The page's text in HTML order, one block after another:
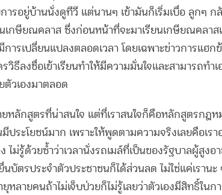
รอยู่บ้านนั่งดูทีวี แต่นานๆ เข้ามันก็เริ่มเบื่อ ลูกๆ กลัว
นเกษียณคลาส ซึ่งก่อนหน้าที่จะมาเรียนเกษียณคลา
การเปลี่ยนแปลงตลอดเวลา โดยเฉพาะข่าวการแฮ
ธีลงชื่อเข้าเรียนทำให้มีความมั่นใจและสามารถทำเ
ตัวเองมาตลอด
หลักสูตรที่น่าสนใจ แต่ที่เราสนใจก็คือหลักสูตรกฎห
มีประโยชน์มาก เพราะให้พูดตามความจริงเลยคือเรา
ไม่รู้ด้วยซ้ำว่าเวลานั่งรถเมล์ที่เป็นของรัฐบาลผู้สูงอา
นบัตรประจำตัวประชาชนก็ได้ส่วนลด ไม่ใช่แค่เราน
หลายคนถ้าไม่เจ็บป่วยก็ไม่รู้เลยว่าตัวเองมีสิทธิ์ใน